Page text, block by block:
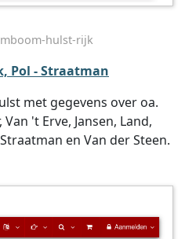
hulst-rijk
Pol - Straatman
met gegevens over oa.
't Erve, Jansen, Land,
en Van der Steen.